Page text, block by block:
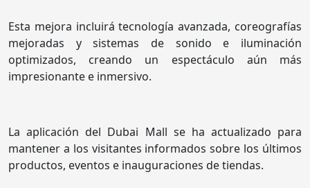
Esta mejora incluirá tecnología avanzada, coreografías
mejoradas y sistemas de sonido e iluminación
optimizados, creando un espectáculo aún más
impresionante e inmersivo.
La aplicación del Dubai Mall se ha actualizado para
mantener a los visitantes informados sobre los últimos
productos, eventos e inauguraciones de tiendas.